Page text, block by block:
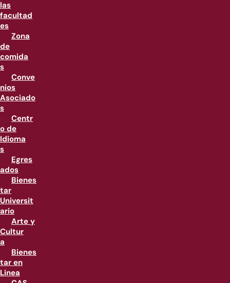
las
facultad
es
Zona
de
comida
s
Conve
nios
Asociado
s
Centr
o de
Idioma
s
Egres
ados
Bienes
tar
Universit
ario
Arte y
Cultur
a
Bienes
tar en
Linea